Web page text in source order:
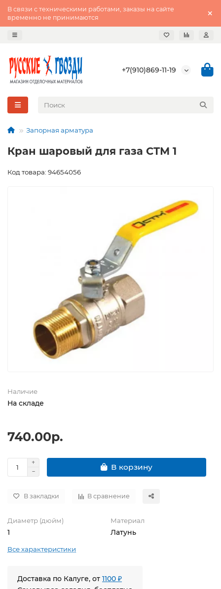
В связи с техническими работами, заказы на сайте
временно не принимаются
+7(910)869-11-19
Запорная арматура
Кран шаровый для газа СТМ 1
Код товара: 94654056
Наличие
На складе
740.00р.
В корзину
В закладки В сравнение
Диаметр (дюйм)
1
Материал
Латунь
Все характеристики
Доставка по Калуге, от 1100 ₽